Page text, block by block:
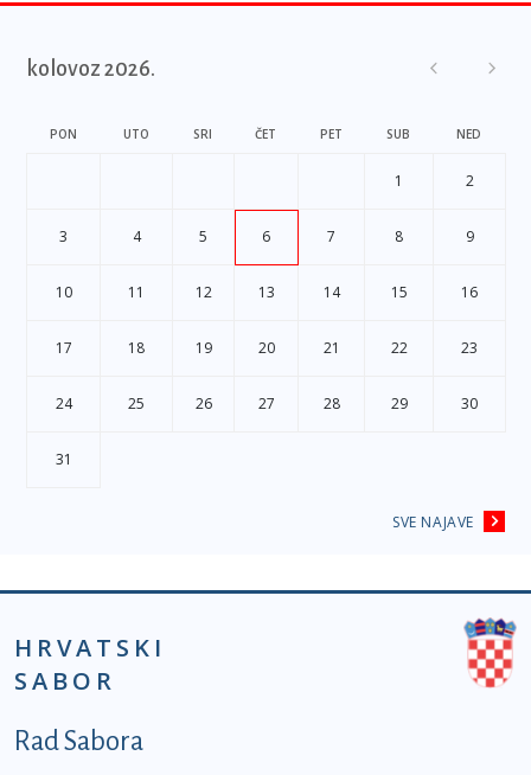
kolovoz 2026.
PON UTO SRI ČET PET SUB NED
1 2
3 4 5 6 7 8 9
10 11 12 13 14 15 16
17 18 19 20 21 22 23
24 25 26 27 28 29 30
31
SVE NAJAVE
HRVATSKI
SABOR
Podnožje prvi izbornik
Rad Sabora